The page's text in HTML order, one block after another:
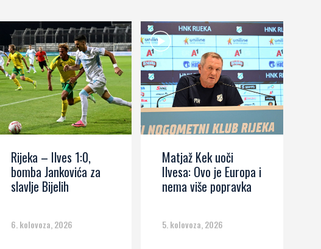
Rijeka – Ilves 1:0,
bomba Jankovića za
slavlje Bijelih
6. kolovoza, 2026
Matjaž Kek uoči
Ilvesa: Ovo je Europa i
nema više popravka
5. kolovoza, 2026